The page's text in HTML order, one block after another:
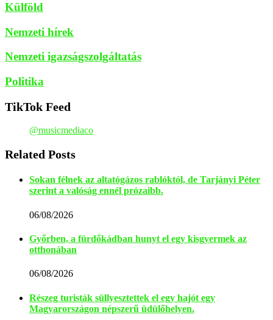
Külföld
Nemzeti hírek
Nemzeti igazságszolgáltatás
Politika
TikTok Feed
@musicmediaco
Related Posts
Sokan félnek az altatógázos rablóktól, de Tarjányi Péter
szerint a valóság ennél prózaibb.
06/08/2026
Győrben, a fürdőkádban hunyt el egy kisgyermek az
otthonában
06/08/2026
Részeg turisták süllyesztettek el egy hajót egy
Magyarországon népszerű üdülőhelyen.